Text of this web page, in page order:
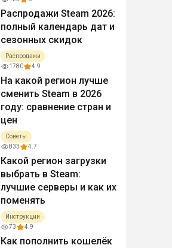
Распродажи Steam 2026:
полный календарь дат и
сезонных скидок
Распродажи
1780
4.9
На какой регион лучше
сменить Steam в 2026
году: сравнение стран и
цен
Советы
833
4.7
Какой регион загрузки
выбрать в Steam:
лучшие серверы и как их
поменять
Инструкции
73
4.9
Как пополнить кошелёк